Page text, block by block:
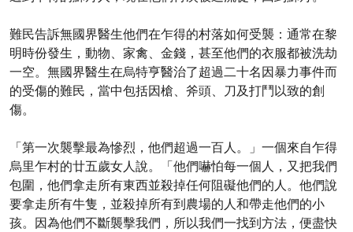
難民告訴無國界醫生他們在乍得的村落如何受襲：通常在黎
明時份發生，動物、家禽、金錢，甚至他們的衣服都被洗劫
一空。無國界醫生在烏特亨醫治了超過二十名因暴力事件而
的受傷的難民，當中包括因槍、斧頭、刀及打鬥以致的創
傷。
「第一次襲擊最為慘烈，他們超過一百人。」一個來自乍得
烏里乍村的廿五歲女人說。「他們嚇怕每一個人，又把我們
包圍，他們拿走所有東西並殺掉任何阻礙他們的人。他們說
要拿走所有牛隻，並殺掉所有到農場的人和帶走他們的小
孩。因為他們不斷襲擊我們，所以我們一找到方法，便盡快